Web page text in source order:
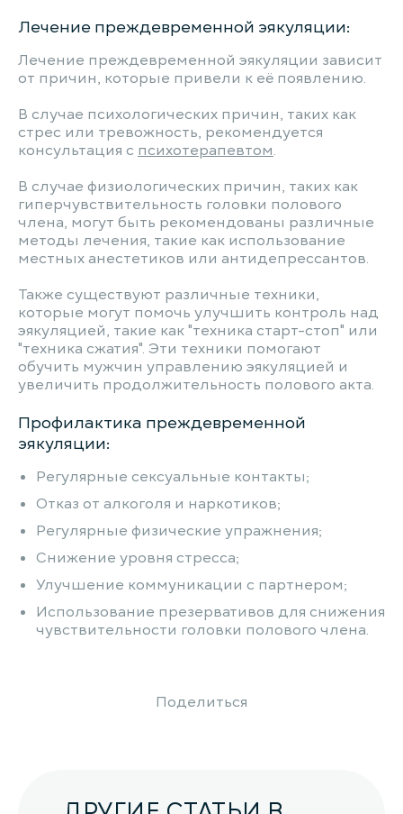
Лечение преждевременной эякуляции:
Лечение преждевременной эякуляции зависит
от причин, которые привели к её появлению.
В случае психологических причин, таких как
стрес или тревожность, рекомендуется
консультация с психотерапевтом.
В случае физиологических причин, таких как
гиперчувствительность головки полового
члена, могут быть рекомендованы различные
методы лечения, такие как использование
местных анестетиков или антидепрессантов.
Также существуют различные техники,
которые могут помочь улучшить контроль над
эякуляцией, такие как "техника старт-стоп" или
"техника сжатия". Эти техники помогают
обучить мужчин управлению эякуляцией и
увеличить продолжительность полового акта.
Профилактика преждевременной
эякуляции:
Регулярные сексуальные контакты;
Отказ от алкоголя и наркотиков;
Регулярные физические упражнения;
Снижение уровня стресса;
Улучшение коммуникации с партнером;
Использование презервативов для снижения
чувствительности головки полового члена.
Поделиться